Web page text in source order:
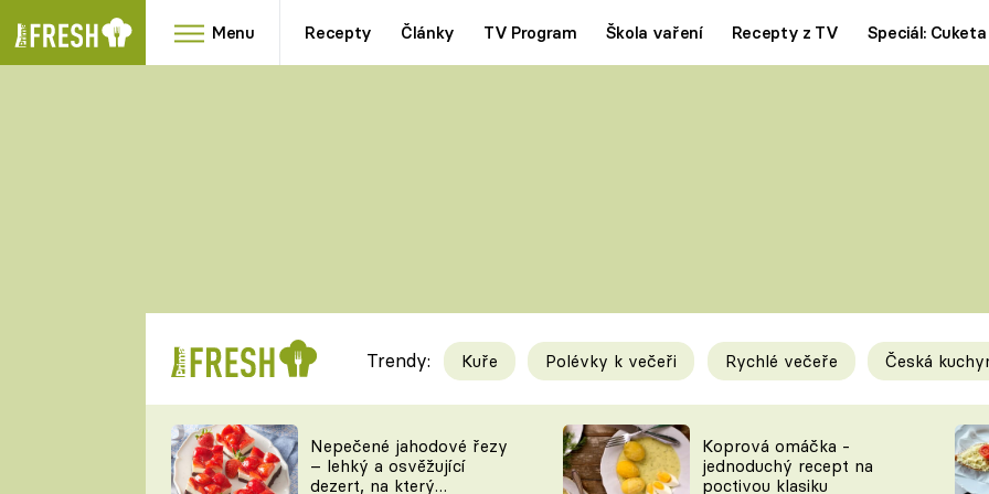
Menu Recepty Články TV Program Škola vaření Recepty z TV Speciál: Cuketa
RYCHLOVKY
Videorecepty
TEĎ VAŘÍ ŠÉF!
Tipy a triky
KAM ZA JÍDLEM
Trendy: Kuře Polévky k večeři Rychlé večeře Česká
Nepečené jahodové řezy
– lehký a osvěžující
dezert, na který
Koprová omáčka -
jednoduchý recept na
poctivou klasiku